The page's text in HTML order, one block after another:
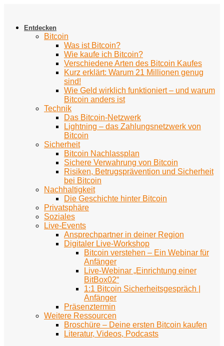
springenEntdecken
Bitcoin
Was ist Bitcoin?
Wie kaufe ich Bitcoin?
Verschiedene Arten des Bitcoin Kaufes
Kurz erklärt: Warum 21 Millionen genug
sind!
Wie Geld wirklich funktioniert – und warum
Bitcoin anders ist
Technik
Das Bitcoin-Netzwerk
Lightning – das Zahlungsnetzwerk von
Bitcoin
Sicherheit
Bitcoin Nachlassplan
Sichere Verwahrung von Bitcoin
Risiken, Betrugsprävention und Sicherheit
bei Bitcoin
Nachhaltigkeit
Die Geschichte hinter Bitcoin
Privatsphäre
Soziales
Live-Events
Ansprechpartner in deiner Region
Digitaler Live-Workshop
Bitcoin verstehen – Ein Webinar für
Anfänger
Live-Webinar „Einrichtung einer
BitBox02“
1:1 Bitcoin Sicherheitsgespräch |
Anfänger
Präsenztermin
Weitere Ressourcen
Broschüre – Deine ersten Bitcoin kaufen
Literatur, Videos, Podcasts